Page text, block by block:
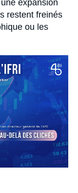
expansion
restent freinés
ou les